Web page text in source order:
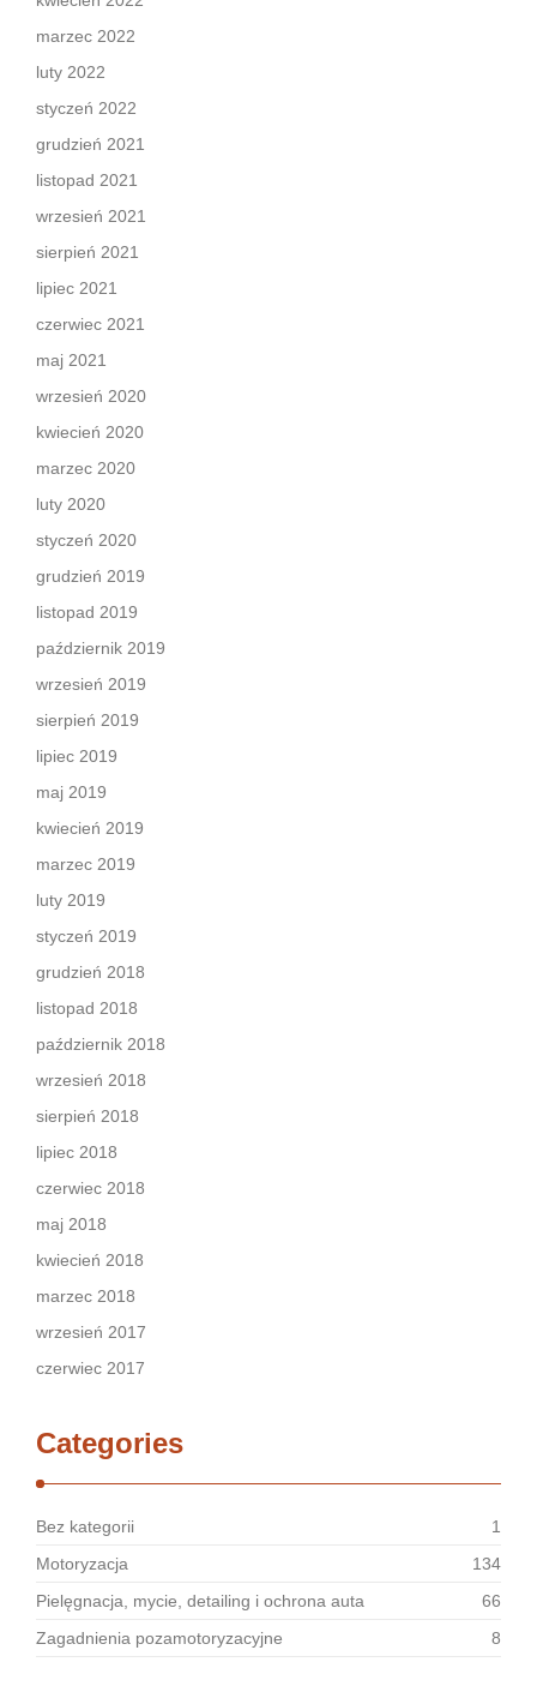
marzec 2022
luty 2022
styczeń 2022
grudzień 2021
listopad 2021
wrzesień 2021
sierpień 2021
lipiec 2021
czerwiec 2021
maj 2021
wrzesień 2020
kwiecień 2020
marzec 2020
luty 2020
styczeń 2020
grudzień 2019
listopad 2019
październik 2019
wrzesień 2019
sierpień 2019
lipiec 2019
maj 2019
kwiecień 2019
marzec 2019
luty 2019
styczeń 2019
grudzień 2018
listopad 2018
październik 2018
wrzesień 2018
sierpień 2018
lipiec 2018
czerwiec 2018
maj 2018
kwiecień 2018
marzec 2018
wrzesień 2017
czerwiec 2017
Categories
Bez kategorii
1
Motoryzacja
134
Pielęgnacja, mycie, detailing i ochrona auta
66
Zagadnienia pozamotoryzacyjne
8